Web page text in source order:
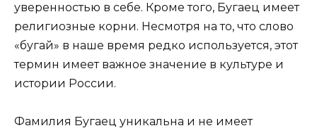
уверенностью в себе. Кроме того, Бугаец имеет
религиозные корни. Несмотря на то, что слово
«бугай» в наше время редко используется, этот
термин имеет важное значение в культуре и
истории России.
Фамилия Бугаец уникальна и не имеет